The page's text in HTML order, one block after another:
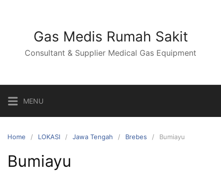
Gas Medis Rumah Sakit
Consultant & Supplier Medical Gas Equipment
MENU
Home LOKASI Jawa Tengah Brebes Bumiayu
Bumiayu